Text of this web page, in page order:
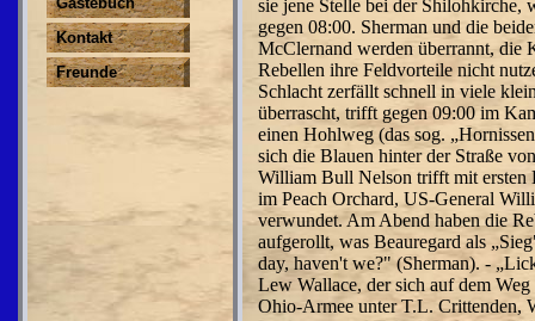
Kontakt
Freunde
sie jene Stelle bei der Shilohkirche,
gegen 08:00. Sherman und die
McClernand werden überrannt, die
Rebellen ihre Feldvorteile nicht
Schlacht zerfällt schnell in viele
überrascht, trifft gegen 09:00 im
einen Hohlweg (das sog.
sich die Blauen hinter der Straße
William Bull Nelson trifft mit ersten
im Peach Orchard, US-General
verwundet. Am Abend haben die
aufgerollt, was Beauregard als
day, haven't we?" (Sherman). -
Lew Wallace, der sich auf dem
Ohio-Armee unter T.L. Crittenden,